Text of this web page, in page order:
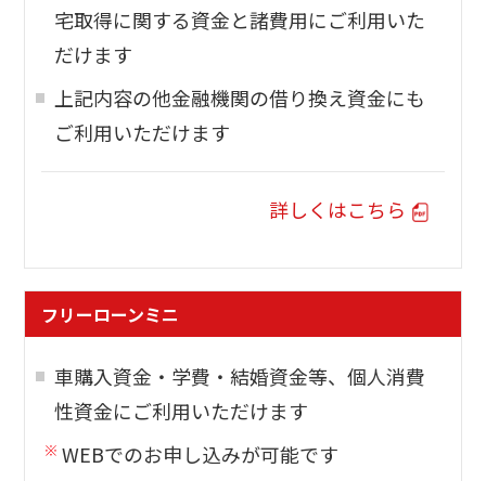
宅取得に関する資金と諸費用にご利用いた
だけます
上記内容の他金融機関の借り換え資金にも
ご利用いただけます
詳しくはこちら
フリーローンミニ
車購入資金・学費・結婚資金等、個人消費
性資金にご利用いただけます
WEBでのお申し込みが可能です